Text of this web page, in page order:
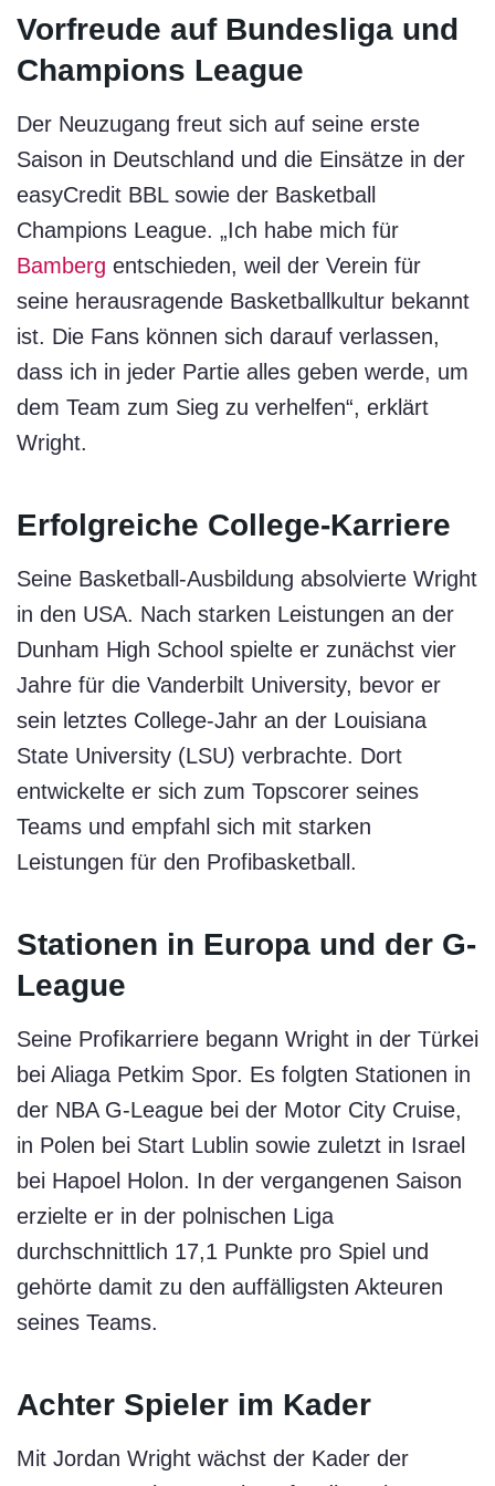
Vorfreude auf Bundesliga und
Champions League
Der Neuzugang freut sich auf seine erste
Saison in Deutschland und die Einsätze in der
easyCredit BBL sowie der Basketball
Champions League. „Ich habe mich für
Bamberg entschieden, weil der Verein für
seine herausragende Basketballkultur bekannt
ist. Die Fans können sich darauf verlassen,
dass ich in jeder Partie alles geben werde, um
dem Team zum Sieg zu verhelfen“, erklärt
Wright.
Erfolgreiche College-Karriere
Seine Basketball-Ausbildung absolvierte Wright
in den USA. Nach starken Leistungen an der
Dunham High School spielte er zunächst vier
Jahre für die Vanderbilt University, bevor er
sein letztes College-Jahr an der Louisiana
State University (LSU) verbrachte. Dort
entwickelte er sich zum Topscorer seines
Teams und empfahl sich mit starken
Leistungen für den Profibasketball.
Stationen in Europa und der G-
League
Seine Profikarriere begann Wright in der Türkei
bei Aliaga Petkim Spor. Es folgten Stationen in
der NBA G-League bei der Motor City Cruise,
in Polen bei Start Lublin sowie zuletzt in Israel
bei Hapoel Holon. In der vergangenen Saison
erzielte er in der polnischen Liga
durchschnittlich 17,1 Punkte pro Spiel und
gehörte damit zu den auffälligsten Akteuren
seines Teams.
Achter Spieler im Kader
Mit Jordan Wright wächst der Kader der